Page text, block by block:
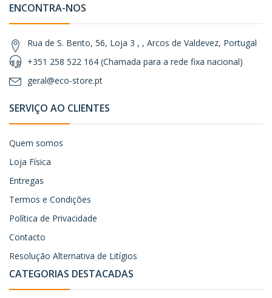
ENCONTRA-NOS
Rua de S. Bento, 56, Loja 3 , , Arcos de Valdevez, Portugal
+351 258 522 164 (Chamada para a rede fixa nacional)
geral@eco-store.pt
SERVIÇO AO CLIENTES
Quem somos
Loja Física
Entregas
Termos e Condições
Política de Privacidade
Contacto
Resolução Alternativa de Litígios
CATEGORIAS DESTACADAS